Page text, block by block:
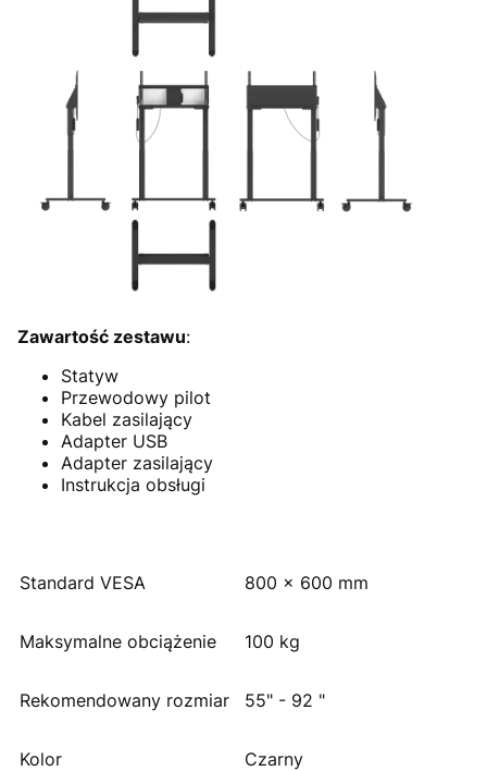
Zawartość zestawu:
Statyw
Przewodowy pilot
Kabel zasilający
Adapter USB
Adapter zasilający
Instrukcja obsługi
Standard VESA 800 x 600 mm
Maksymalne obciążenie 100 kg
Rekomendowany rozmiar 55" - 92 "
Kolor Czarny